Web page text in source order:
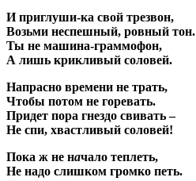
И приглуши-ка свой трезвон,
Возьми неспешный, ровный тон.
Ты не машина-граммофон,
А лишь крикливый соловей.
Напрасно времени не трать,
Чтобы потом не горевать.
Придет пора гнездо свивать –
Не спи, хвастливый соловей!
Пока ж не начало теплеть,
Не надо слишком громко петь.